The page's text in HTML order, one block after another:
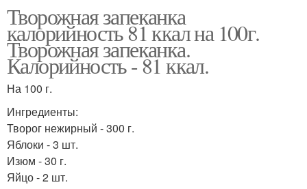
Творожная запеканка
калорийность 81 ккал на 100г.
Творожная запеканка.
Калорийность - 81 ккал.
На 100 г.
Ингредиенты:
Творог нежирный - 300 г.
Яблоки - 3 шт.
Изюм - 30 г.
Яйцо - 2 шт.